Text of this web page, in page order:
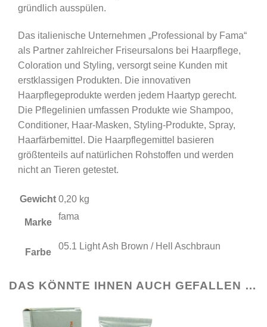
gründlich ausspülen.
Das italienische Unternehmen „Professional by Fama“
als Partner zahlreicher Friseursalons bei Haarpflege,
Coloration und Styling, versorgt seine Kunden mit
erstklassigen Produkten. Die innovativen
Haarpflegeprodukte werden jedem Haartyp gerecht.
Die Pflegelinien umfassen Produkte wie Shampoo,
Conditioner, Haar-Masken, Styling-Produkte, Spray,
Haarfärbemittel. Die Haarpflegemittel basieren
größtenteils auf natürlichen Rohstoffen und werden
nicht an Tieren getestet.
Gewicht 0,20 kg
Marke
fama
Farbe
05.1 Light Ash Brown / Hell Aschbraun
DAS KÖNNTE IHNEN AUCH GEFALLEN …